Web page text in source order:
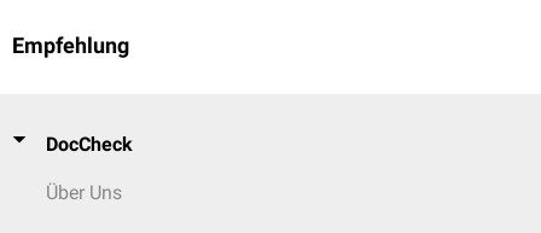
Empfehlung
DocCheck
Über Uns